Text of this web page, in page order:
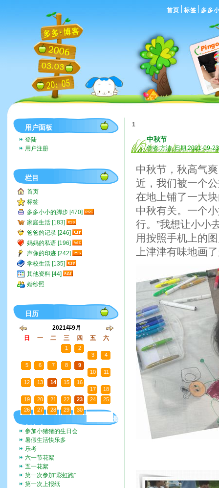
首页 标签 多多
1
中秋节
作者:方洁 日期:2021-09-23
中秋节，秋高气
近，我们被一个
在地上铺了一大
中秋有关。一个
行。”我想让小小
用按照手机上的
上津津有味地画
用户面板
登陆
用户注册
栏目
首页
标签
多多小小的脚步 [470]
家庭生活 [183]
爸爸的记录 [246]
妈妈的私语 [196]
声像的印迹 [242]
学校生活 [135]
其他资料 [44]
婚纱照
日历
2021年9月
日
一 二 三 四 五 六
1
2
3
4
5
6 7 8
9
10
11
12
13 14 15
16
17
18
19
20 21 22 23 24
25
26
27 28 29
30
最
新文章
参加小猪猪的生日会
暑假生活快乐多
乐考
六一节花絮
五一花絮
第一次参加“彩虹跑”
第一次上报纸